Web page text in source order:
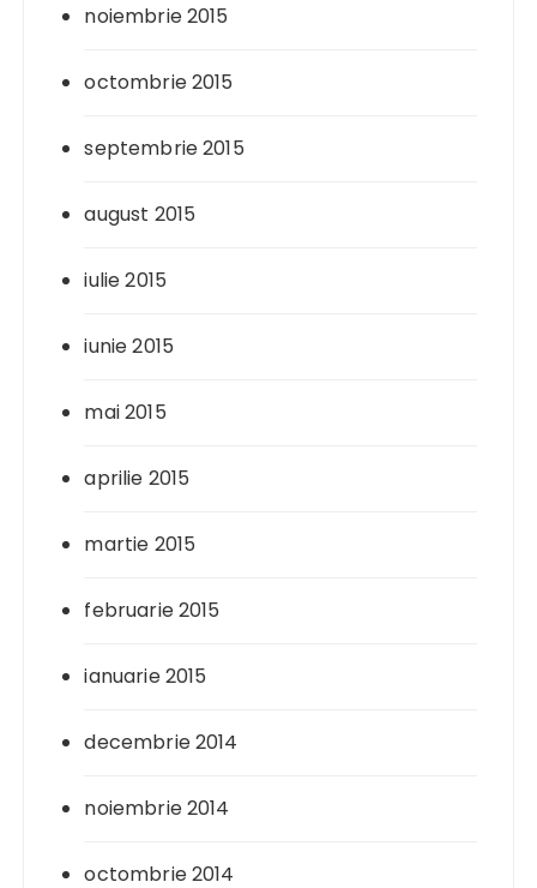
noiembrie 2015
octombrie 2015
septembrie 2015
august 2015
iulie 2015
iunie 2015
mai 2015
aprilie 2015
martie 2015
februarie 2015
ianuarie 2015
decembrie 2014
noiembrie 2014
octombrie 2014